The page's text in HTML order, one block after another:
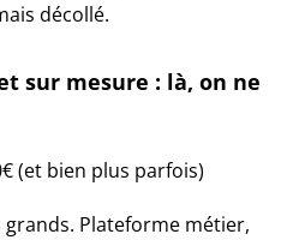
décollé.
sur mesure : là, on ne
(et bien plus parfois)
Plateforme métier,